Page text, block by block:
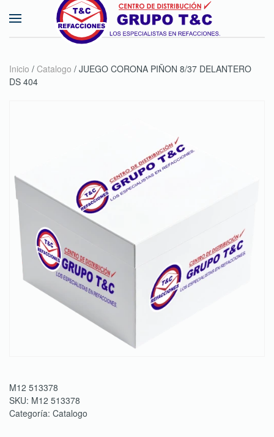
Skip to main content
Inicio / Catalogo / JUEGO CORONA PIÑON 8/37 DELANTERO
DS 404
M12 513378
SKU: M12 513378
Categoría: Catalogo